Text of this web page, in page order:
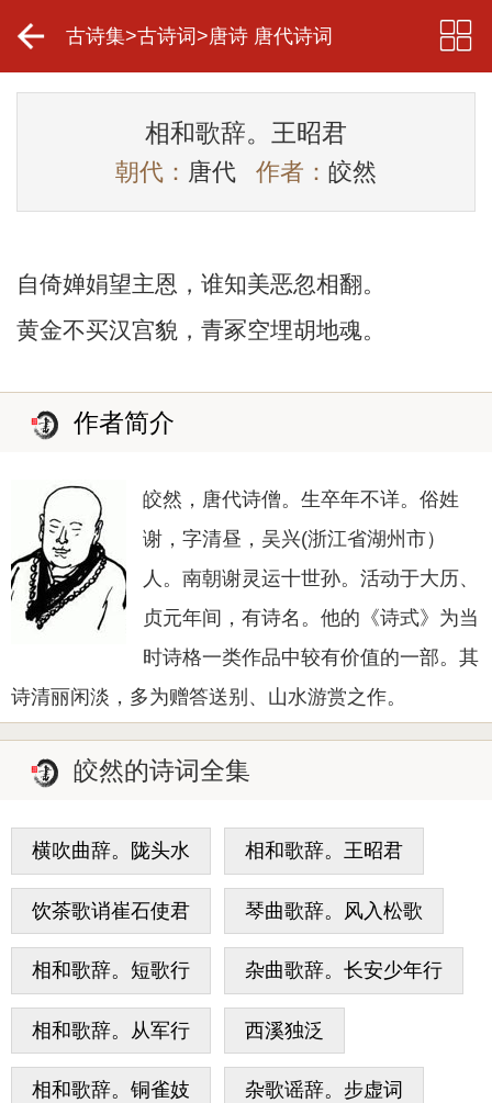
古诗集>古诗词 >唐诗 唐代诗词
相和歌辞。王昭君
朝代： 唐代 作者： 皎然
自倚婵娟望主恩，谁知美恶忽相翻。
黄金不买汉宫貌，青冢空埋胡地魂。
作者简介
皎然，唐代诗僧。生卒年不详。俗姓
谢，字清昼，吴兴(浙江省湖州市）
人。南朝谢灵运十世孙。活动于大历、
贞元年间，有诗名。他的《诗式》为当
时诗格一类作品中较有价值的一部。其
诗清丽闲淡，多为赠答送别、山水游赏之作。
皎然的诗词全集
横吹曲辞。陇头水 相和歌辞。王昭君
饮茶歌诮崔石使君 琴曲歌辞。风入松歌
相和歌辞。短歌行 杂曲歌辞。长安少年行
相和歌辞。从军行 西溪独泛
相和歌辞。铜雀妓 杂歌谣辞。步虚词